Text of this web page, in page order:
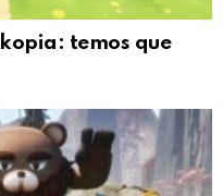
temos que